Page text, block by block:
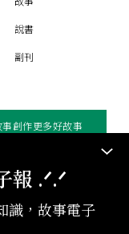
報 .ᐟ‪‪.ᐟ
識，故事電子
說書
副刊
創作更多好故事